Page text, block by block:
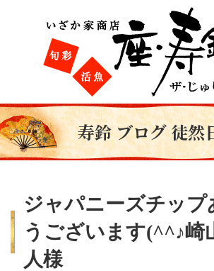
寿鈴 ブログ 徒然
ジャパニーズチップ
うございます(^^♪崎
人様